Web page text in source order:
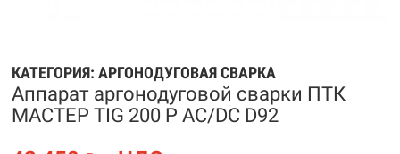
КАТЕГОРИЯ: АРГОНОДУГОВАЯ СВАРКА
Аппарат аргонодуговой сварки ПТК
МАСТЕР TIG 200 P AC/DC D92